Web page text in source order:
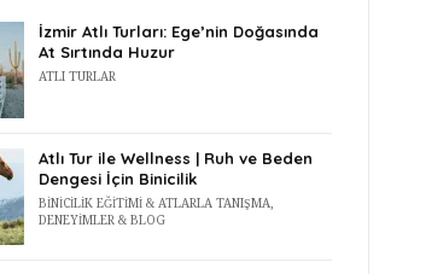
İzmir Atlı Turları: Ege’nin Doğasında
At Sırtında Huzur
ATLI TURLAR
Atlı Tur ile Wellness | Ruh ve Beden
Dengesi İçin Binicilik
BINICILIK EĞITIMI & ATLARLA TANIŞMA
DENEYIMLER & BLOG